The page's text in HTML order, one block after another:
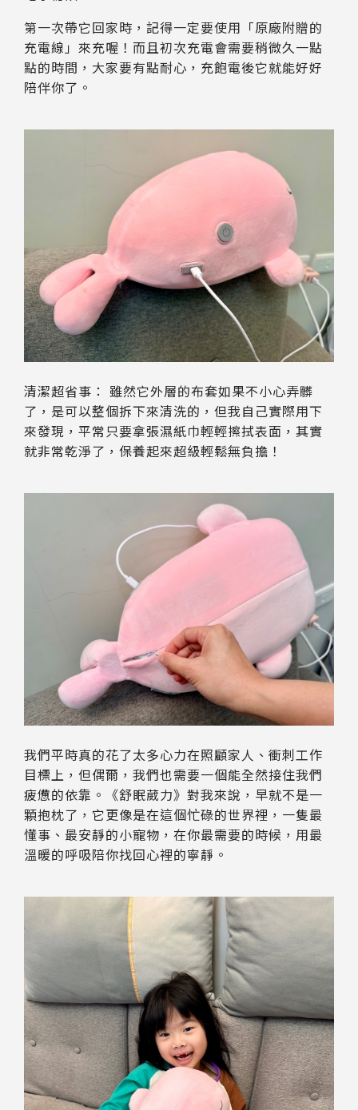
第一次帶它回家時，記得一定要使用「原廠附贈的
充電線」來充喔！而且初次充電會需要稍微久一點
點的時間，大家要有點耐心，充飽電後它就能好好
陪伴你了。
清潔超省事： 雖然它外層的布套如果不小心弄髒
了，是可以整個拆下來清洗的，但我自己實際用下
來發現，平常只要拿張濕紙巾輕輕擦拭表面，其實
就非常乾淨了，保養起來超級輕鬆無負擔！
我們平時真的花了太多心力在照顧家人、衝刺工作
目標上，但偶爾，我們也需要一個能全然接住我們
疲憊的依靠。《舒眠葳力》對我來說，早就不是一
顆抱枕了，它更像是在這個忙碌的世界裡，一隻最
懂事、最安靜的小寵物，在你最需要的時候，用最
溫暖的呼吸陪你找回心裡的寧靜。